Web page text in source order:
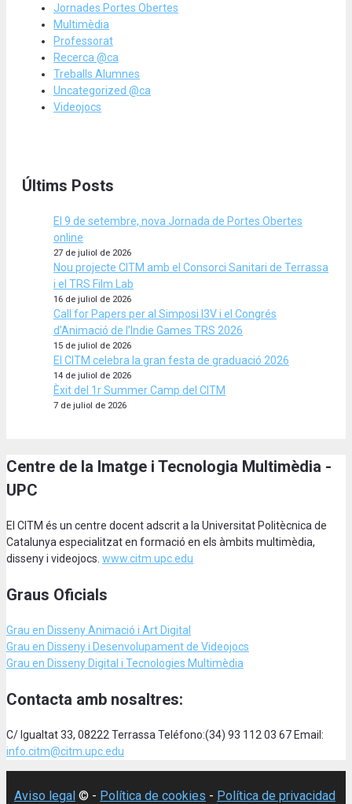
Jornades Portes Obertes
Multimèdia
Professorat
Recerca @ca
Treballs Alumnes
Uncategorized @ca
Videojocs
Últims Posts
El 9 de setembre, nova Jornada de Portes Obertes
online
27 de juliol de 2026
Nou projecte CITM amb el Consorci Sanitari de Terrassa
i el TRS Film Lab
16 de juliol de 2026
Call for Papers per al Simposi I3V i el Congrés
d’Animació de l’Indie Games TRS 2026
15 de juliol de 2026
El CITM celebra la gran festa de graduació 2026
14 de juliol de 2026
Èxit del 1r Summer Camp del CITM
7 de juliol de 2026
Centre de la Imatge i Tecnologia Multimèdia -
UPC
El CITM és un centre docent adscrit a la Universitat Politècnica de
Catalunya especialitzat en formació en els àmbits multimèdia,
disseny i videojocs. www.citm.upc.edu
Graus Oficials
Grau en Disseny Animació i Art Digital
Grau en Disseny i Desenvolupament de Videojocs
Grau en Disseny Digital i Tecnologies Multimèdia
Contacta amb nosaltres:
C/ Igualtat 33, 08222 Terrassa Teléfono:(34) 93 112 03 67 Email:
info.citm@citm.upc.edu
Aviso legal © - Política de cookies - Política de privacidad